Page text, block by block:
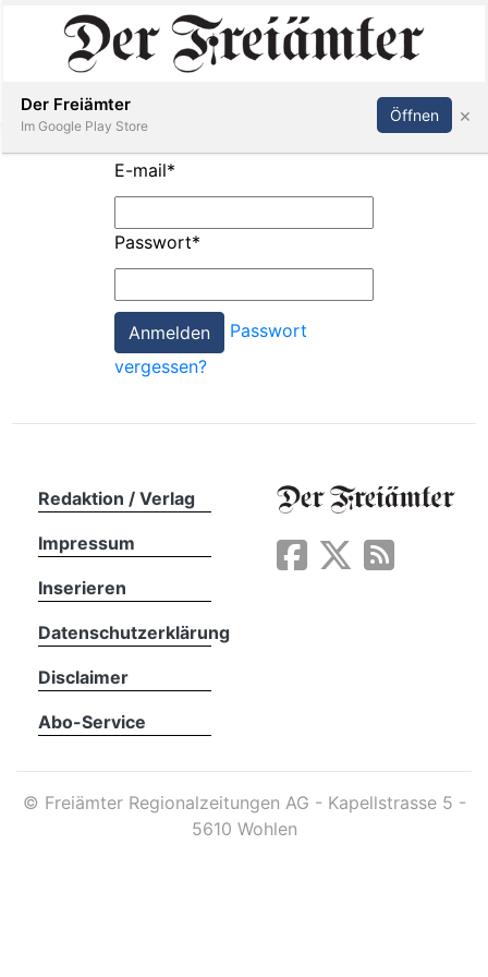
Paper
App
Inserieren Abonnieren Anmelden
E-mail*
Passwort*
Passwort
vergessen?
Redaktion / Verlag
Impressum
Inserieren
Datenschutzerklärung
Disclaimer
Abo-Service
© Freiämter Regionalzeitungen AG - Kapellstrasse 5 -
5610 Wohlen
Der Freiämter
Im Google Play Store
Öffnen ×